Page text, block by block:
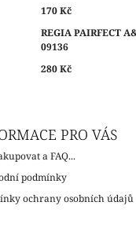
170 Kč
REGIA PAIRFECT
09136
280 Kč
PRO VÁS
a FAQ...
podmínky
ochrany osobních údajů